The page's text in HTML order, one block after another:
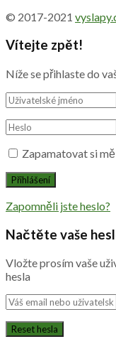
© 2017-2021
Vítejte zpět!
Níže se přihlaste do
Zapamatovat si mě
Zapomněli jste heslo?
Načtěte vaše
Vložte prosím vaše
hesla